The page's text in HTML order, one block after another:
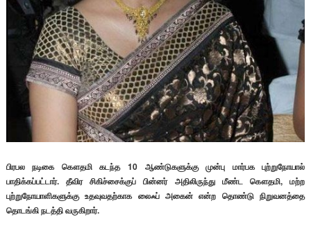
பிரபல நடிகை கௌதமி கடந்த 10 ஆண்டுகளுக்கு முன்பு மார்பக புற்றுநோயால்
பாதிக்கப்பட்டார். தீவிர சிகிச்சைக்குப் பின்னர் அதிலிருந்து மீண்ட கௌதமி, மற்ற
புற்றுநோயாளிகளுக்கு உதவுவதற்காக லைஃப் அகைன் என்ற தொண்டு நிறுவனத்தை
தொடங்கி நடத்தி வருகிறார்.